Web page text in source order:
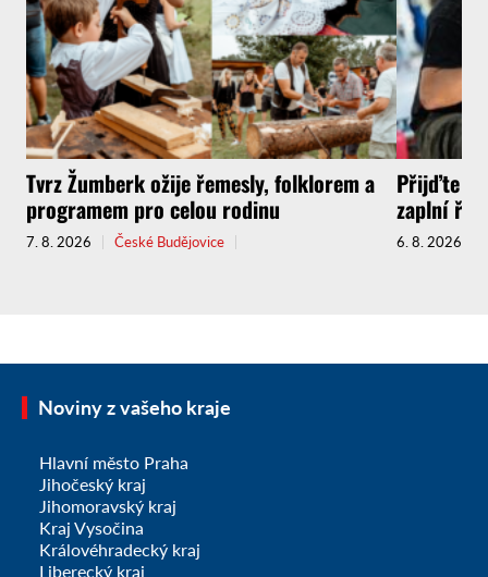
Tvrz Žumberk ožije řemesly, folklorem a
programem pro celou rodinu
7. 8. 2026 České Budějovice
Přijďte
zaplní
6. 8. 2026
Noviny z vašeho kraje
Hlavní město Praha
Jihočeský kraj
Jihomoravský kraj
Kraj Vysočina
Královéhradecký kraj
Liberecký kraj